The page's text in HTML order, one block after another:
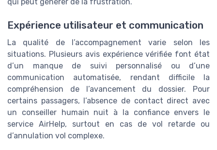
Expérience utilisateur et communication
La qualité de l’accompagnement varie selon les
situations. Plusieurs avis expérience vérifiée font état
d’un manque de suivi personnalisé ou d’une
communication automatisée, rendant difficile la
compréhension de l’avancement du dossier. Pour
certains passagers, l’absence de contact direct avec
un conseiller humain nuit à la confiance envers le
service AirHelp, surtout en cas de vol retarde ou
d’annulation vol complexe.